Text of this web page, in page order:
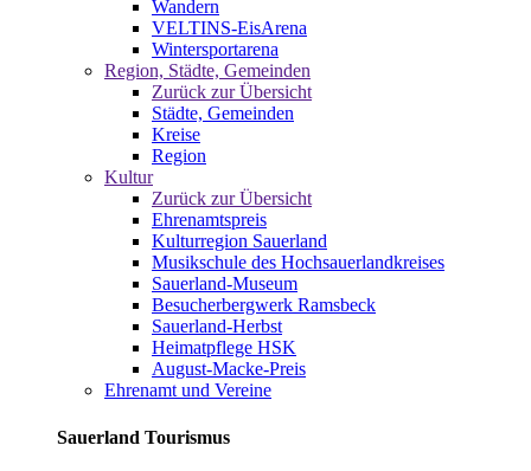
Wandern
VELTINS-EisArena
Wintersportarena
Region, Städte, Gemeinden
Zurück zur Übersicht
Städte, Gemeinden
Kreise
Region
Kultur
Zurück zur Übersicht
Ehrenamtspreis
Kulturregion Sauerland
Musikschule des Hochsauerlandkreises
Sauerland-Museum
Besucherbergwerk Ramsbeck
Sauerland-Herbst
Heimatpflege HSK
August-Macke-Preis
Ehrenamt und Vereine
Sauerland Tourismus